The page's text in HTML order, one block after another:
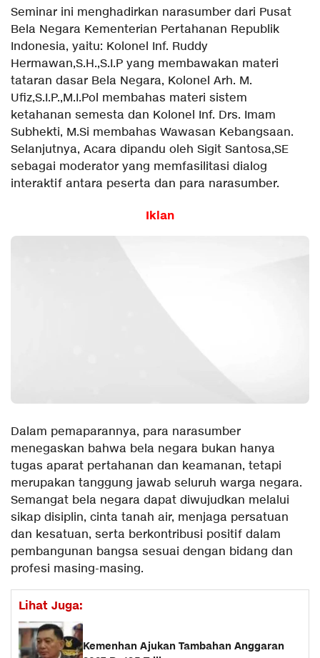
Seminar ini menghadirkan narasumber dari Pusat
Bela Negara Kementerian Pertahanan Republik
Indonesia, yaitu: Kolonel Inf. Ruddy
Hermawan,S.H.,S.I.P yang membawakan materi
tataran dasar Bela Negara, Kolonel Arh. M.
Ufiz,S.I.P.,M.I.Pol membahas materi sistem
ketahanan semesta dan Kolonel Inf. Drs. Imam
Subhekti, M.Si membahas Wawasan Kebangsaan.
Selanjutnya, Acara dipandu oleh Sigit Santosa,SE
sebagai moderator yang memfasilitasi dialog
interaktif antara peserta dan para narasumber.
Iklan
Dalam pemaparannya, para narasumber
menegaskan bahwa bela negara bukan hanya
tugas aparat pertahanan dan keamanan, tetapi
merupakan tanggung jawab seluruh warga negara.
Semangat bela negara dapat diwujudkan melalui
sikap disiplin, cinta tanah air, menjaga persatuan
dan kesatuan, serta berkontribusi positif dalam
pembangunan bangsa sesuai dengan bidang dan
profesi masing-masing.
Lihat Juga:
Kemenhan Ajukan Tambahan Anggaran